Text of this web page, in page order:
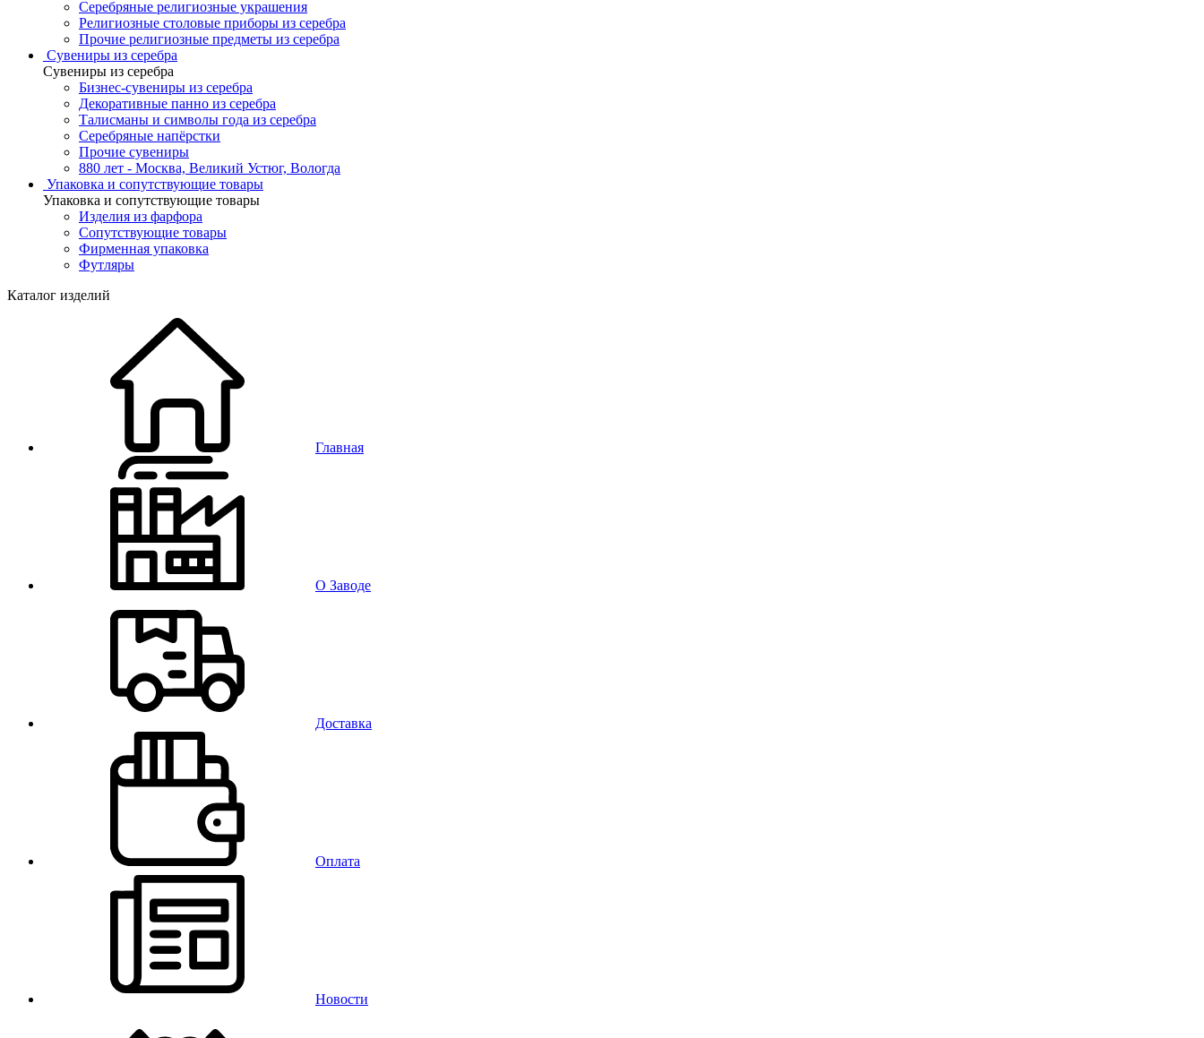
Серебряные религиозные украшения
Религиозные столовые приборы из серебра
Прочие религиозные предметы из серебра
Сувениры из серебра
Сувениры из серебра
Бизнес-сувениры из серебра
Декоративные панно из серебра
Талисманы и символы года из серебра
Серебряные напёрстки
Прочие сувениры
880 лет - Москва, Великий Устюг, Вологда
Упаковка и сопутствующие товары
Упаковка и сопутствующие товары
Изделия из фарфора
Сопутствующие товары
Фирменная упаковка
Футляры
Каталог изделий
Главная
О Заводе
Доставка
Оплата
Новости